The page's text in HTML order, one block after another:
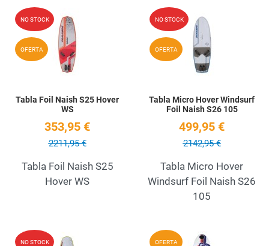
NO STOCK
OFERTA
Add to Wishlist
Quick View
Tabla Foil Naish S25 Hover
WS
353,95 €
2211,95 €
Tabla Foil Naish S25
Hover WS
NO STOCK
OFERTA
Tabla Micro Hover Windsurf
Foil Naish S26 105
499,95 €
2142,95 €
Tabla Micro Hover
Windsurf Foil Naish S26
105
NO STOCK Add to Wishlist
OFERTA